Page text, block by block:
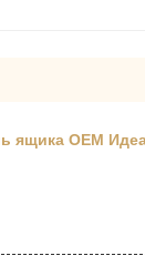
ящика OEM